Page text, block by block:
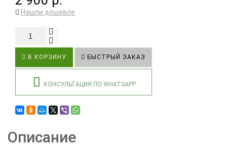
Нашли дешевле
В КОРЗИНУ БЫСТРЫЙ ЗАКАЗ
КОНСУЛЬТАЦИЯ ПО WHATSAPP
Описание